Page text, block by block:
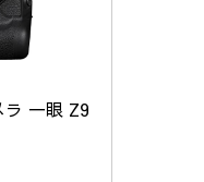
一眼 Z9